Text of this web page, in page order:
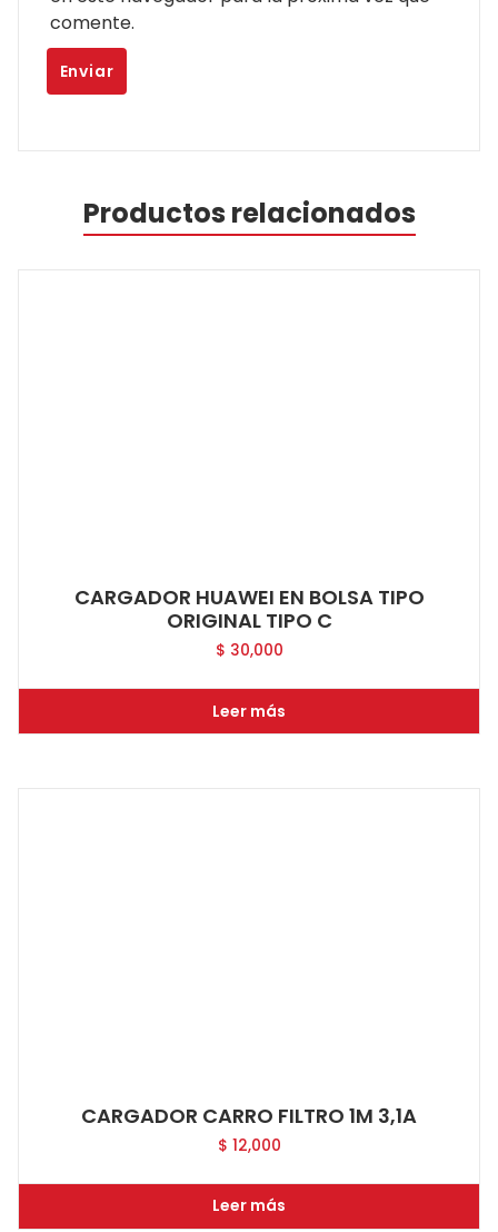
comente.
Productos relacionados
CARGADOR HUAWEI EN BOLSA TIPO
ORIGINAL TIPO C
$ 30,000
Leer más
CARGADOR CARRO FILTRO 1M 3,1A
$ 12,000
Leer más